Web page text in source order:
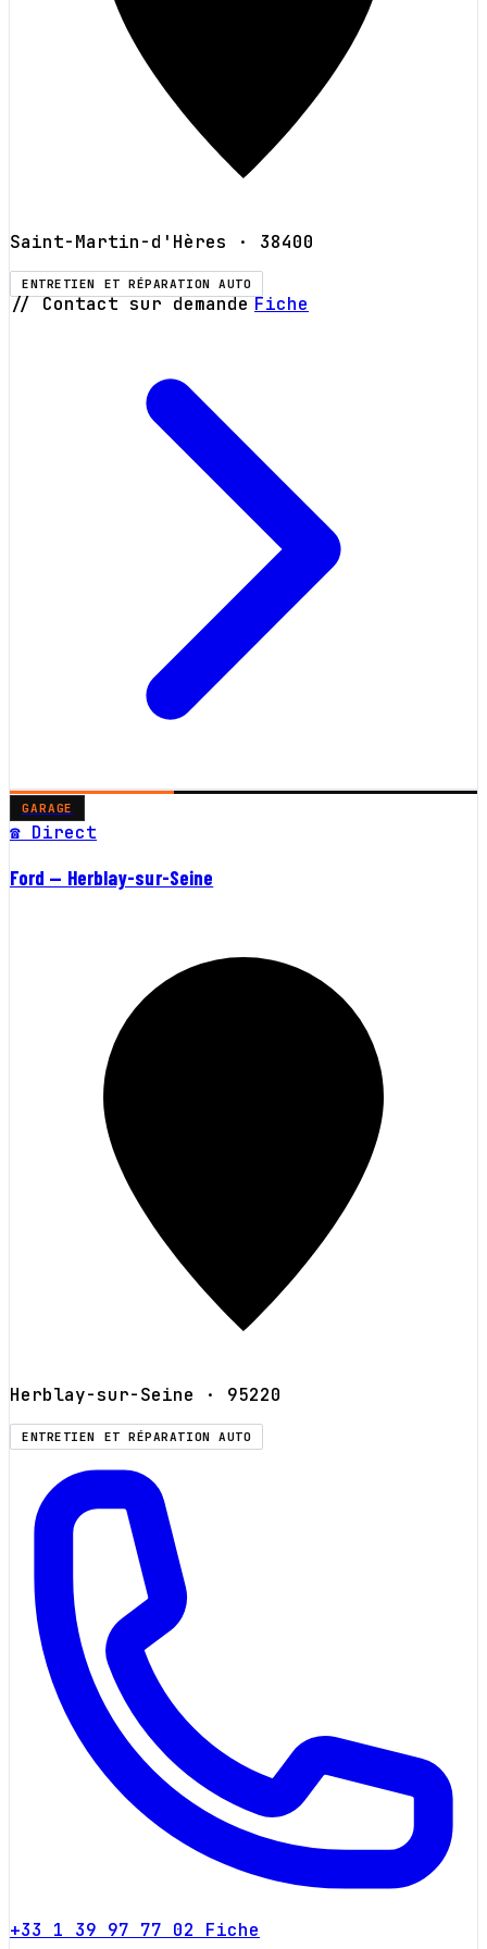
Saint-Martin-d'Hères · 38400
ENTRETIEN ET RÉPARATION AUTO
// Contact sur demande Fiche
GARAGE
☎ Direct
Ford — Herblay-sur-Seine
Herblay-sur-Seine · 95220
ENTRETIEN ET RÉPARATION AUTO
+33 1 39 97 77 02 Fiche